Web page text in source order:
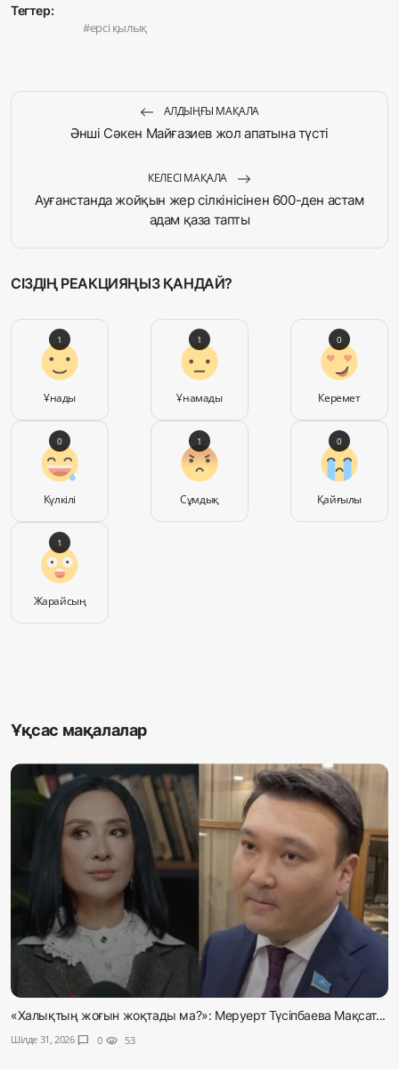
Тегтер:
ерсі қылық
АЛДЫҢҒЫ МАҚАЛА
Әнші Сәкен Майғазиев жол апатына түсті
КЕЛЕСІ МАҚАЛА
Ауғанстанда жойқын жер сілкінісінен 600-ден астам
адам қаза тапты
СІЗДІҢ РЕАКЦИЯҢЫЗ ҚАНДАЙ?
Ұнады
1
Ұнамады
1
Керемет
0
Күлкілі
0
Сұмдық
1
Қайғылы
0
Жарайсың
1
Ұқсас мақалалар
«Халықтың жоғын жоқтады ма?»: Меруерт Түсіпбаева Мақсат...
Шілде 31, 2026 chat_bubble 0 visibility 53